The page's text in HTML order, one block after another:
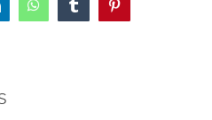
WhatsAppTumblrPinterest